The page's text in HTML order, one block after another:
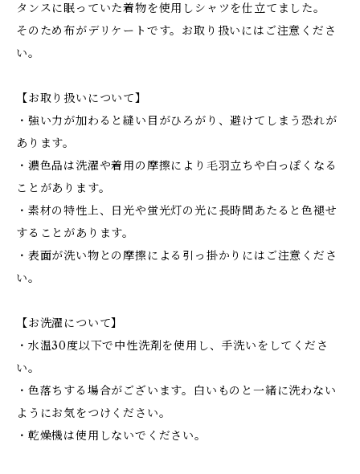
タンスに眠っていた着物を使用しシャツを仕立てました。
そのため布がデリケートです。お取り扱いにはご注意くださ
い。
【お取り扱いについて】
・強い力が加わると縫い目がひろがり、避けてしまう恐れが
あります。
・濃色品は洗濯や着用の摩擦により毛羽立ちや白っぽくなる
ことがあります。
・素材の特性上、日光や蛍光灯の光に長時間あたると色褪せ
することがあります。
・表面が洗い物との摩擦による引っ掛かりにはご注意くださ
い。
【お洗濯について】
・水温30度以下で中性洗剤を使用し、手洗いをしてくださ
い。
・色落ちする場合がございます。白いものと一緒に洗わない
ようにお気をつけください。
・乾燥機は使用しないでください。